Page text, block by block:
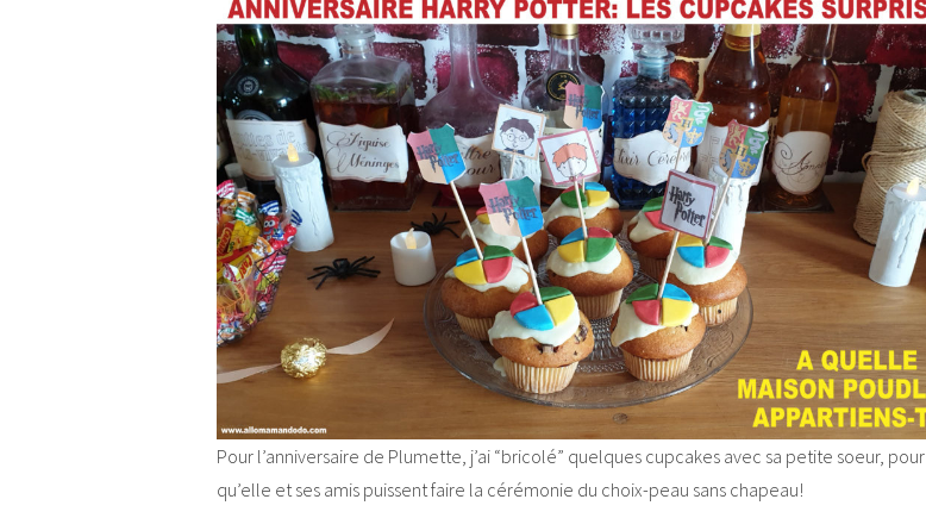
Pour l’anniversaire de Plumette, j’ai “bricolé” quelques cupcakes avec sa petite soeur, pour
qu’elle et ses amis puissent faire la cérémonie du choix-peau sans chapeau!